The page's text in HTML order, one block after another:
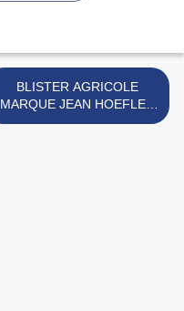
BLISTER AGRICOLE
MARQUE JEAN HOEFLER
>